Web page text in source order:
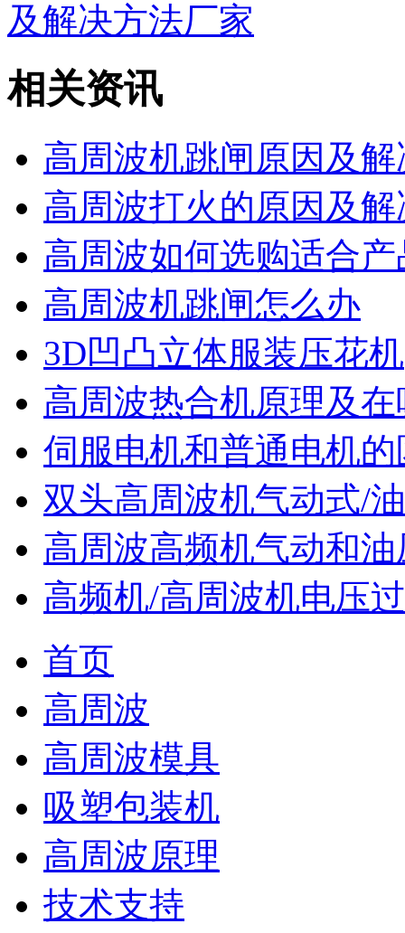
及解决方法厂家
相关资讯
高周波机跳闸原因及
高周波打火的原因及
高周波如何选购适合
高周波机跳闸怎么办
3D凹凸立体服装压花机
高周波热合机原理及
伺服电机和普通电机的
双头高周波机气动式/
高周波高频机气动和
高频机/高周波机电压
首页
高周波
高周波模具
吸塑包装机
高周波原理
技术支持